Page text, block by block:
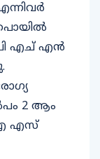
എച് എൻ
2 ആം
എ എസ്